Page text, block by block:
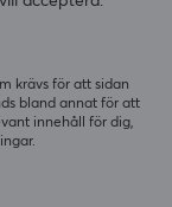
krävs för att sidan
bland annat för att
innehåll för dig,